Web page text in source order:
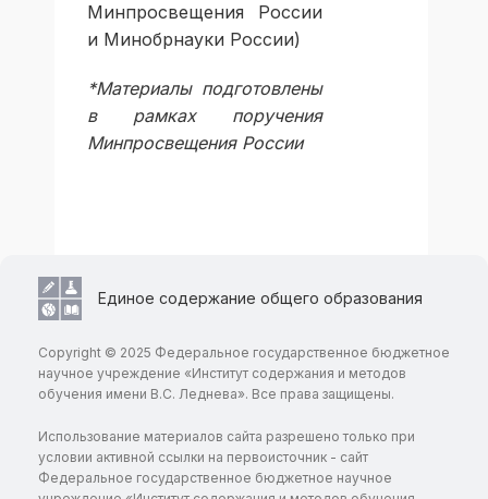
Минпросвещения России
и Минобрнауки России)
*Материалы подготовлены
в рамках поручения
Минпросвещения России
Единое содержание общего образования
Copyright © 2025 Федеральное государственное бюджетное
научное учреждение «Институт содержания и методов
обучения имени В.С. Леднева». Все права защищены.
Использование материалов сайта разрешено только при
условии активной ссылки на первоисточник - сайт
Федеральное государственное бюджетное научное